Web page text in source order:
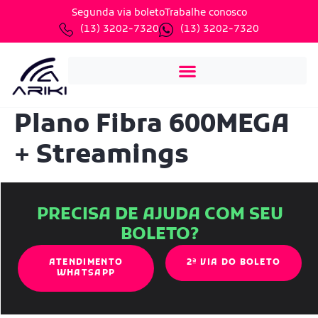
Segunda via boletoTrabalhe conosco
(13) 3202-7320
(13) 3202-7320
Plano Fibra 600MEGA
+ Streamings
PRECISA DE AJUDA COM SEU
BOLETO?
ATENDIMENTO
WHATSAPP
2ª VIA DO BOLETO